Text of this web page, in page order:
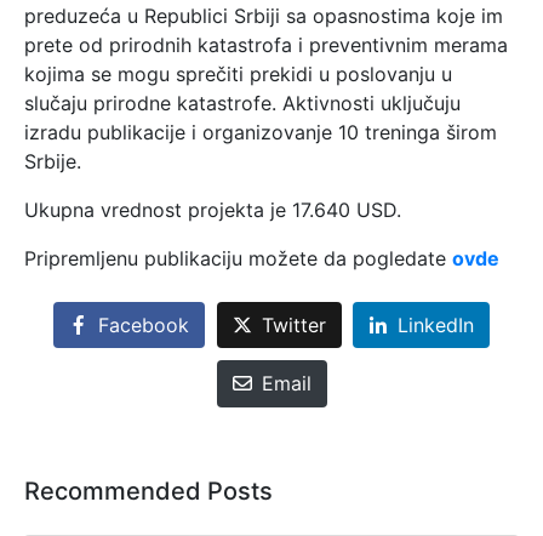
preduzeća u Republici Srbiji sa opasnostima koje im
prete od prirodnih katastrofa i preventivnim merama
kojima se mogu sprečiti prekidi u poslovanju u
slučaju prirodne katastrofe. Aktivnosti uključuju
izradu publikacije i organizovanje 10 treninga širom
Srbije.
Ukupna vrednost projekta je 17.640 USD.
Pripremljenu publikaciju možete da pogledate ovde
Facebook Twitter LinkedIn
Email
Recommended Posts